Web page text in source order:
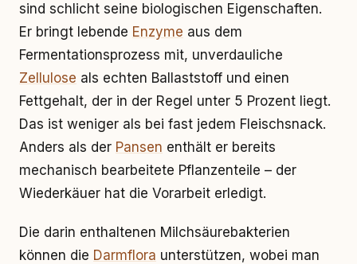
sind schlicht seine biologischen Eigenschaften.
Er bringt lebende Enzyme aus dem
Fermentationsprozess mit, unverdauliche
Zellulose als echten Ballaststoff und einen
Fettgehalt, der in der Regel unter 5 Prozent liegt.
Das ist weniger als bei fast jedem Fleischsnack.
Anders als der Pansen enthält er bereits
mechanisch bearbeitete Pflanzenteile – der
Wiederkäuer hat die Vorarbeit erledigt.
Die darin enthaltenen Milchsäurebakterien
können die Darmflora unterstützen, wobei man